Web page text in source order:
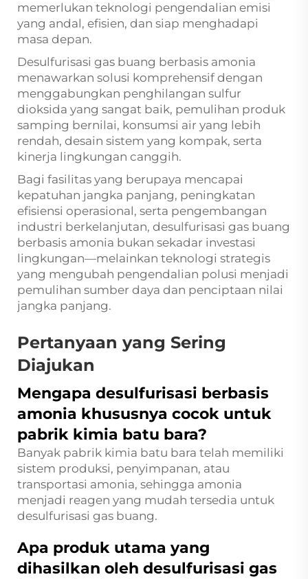
memerlukan teknologi pengendalian emisi
yang andal, efisien, dan siap menghadapi
masa depan.
Desulfurisasi gas buang berbasis amonia
menawarkan solusi komprehensif dengan
menggabungkan penghilangan sulfur
dioksida yang sangat baik, pemulihan produk
samping bernilai, konsumsi air yang lebih
rendah, desain sistem yang kompak, serta
kinerja lingkungan canggih.
Bagi fasilitas yang berupaya mencapai
kepatuhan jangka panjang, peningkatan
efisiensi operasional, serta pengembangan
industri berkelanjutan, desulfurisasi gas buang
berbasis amonia bukan sekadar investasi
lingkungan—melainkan teknologi strategis
yang mengubah pengendalian polusi menjadi
pemulihan sumber daya dan penciptaan nilai
jangka panjang.
Pertanyaan yang Sering
Diajukan
Mengapa desulfurisasi berbasis
amonia khususnya cocok untuk
pabrik kimia batu bara?
Banyak pabrik kimia batu bara telah memiliki
sistem produksi, penyimpanan, atau
transportasi amonia, sehingga amonia
menjadi reagen yang mudah tersedia untuk
desulfurisasi gas buang.
Apa produk utama yang
dihasilkan oleh desulfurisasi gas